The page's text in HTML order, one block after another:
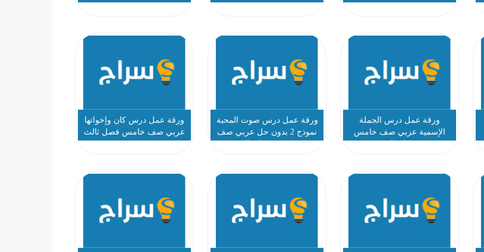
2023-2024
2023-2024
ورقة عمل درس الجملة
الإسمية عربي صف خامس
فصل ثالث
ورقة عمل درس صوت المحبة
نموذج 2 بدون حل عربي صف
خامس فصل ثالث
ورقة عمل درس كان وإخواتها
عربي صف خامس فصل ثالث